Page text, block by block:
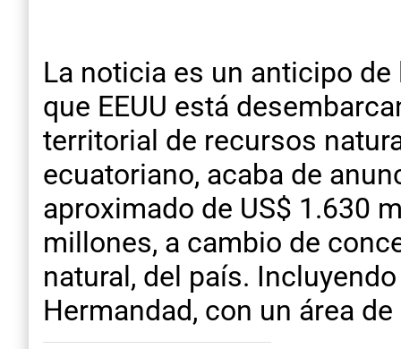
La noticia es un anticipo
que EEUU está
territorial de recursos
ecuatoriano, acaba de
aproximado de US$ 1.630
millones, a cambio de
natural, del país.
Hermandad, con un área